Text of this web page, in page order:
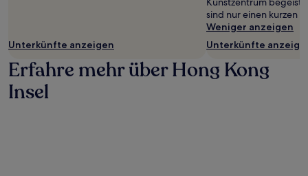
Unterkünfte anzeigen
sind nur einen kurzen
Weniger anzeigen
Unterkünfte
Erfahre mehr über Hong Kong
Insel